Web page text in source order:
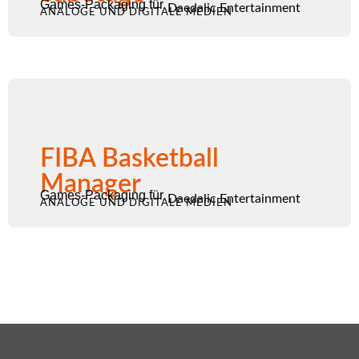
Games-Packaging für Daedalic Entertainment
ANALOGE UND DIGITALE MEDIEN
FIBA Basketball
Manager
Games-Packaging für Daedalic Entertainment
ANALOGE UND DIGITALE MEDIEN